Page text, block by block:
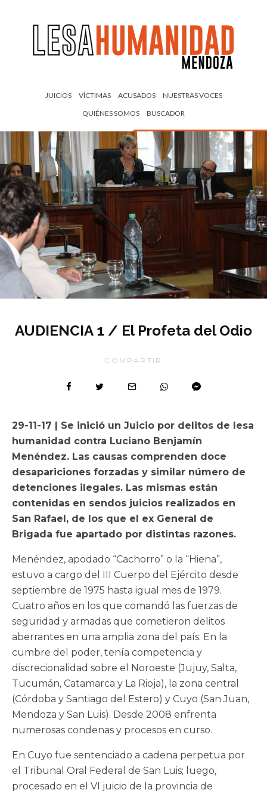
JUICIOS VÍCTIMAS ACUSADOS
NUESTRAS VOCES
QUIÉNES SOMOS
BUSCADOR
AUDIENCIA 1 / El Profeta del Odio
COMPARTIR
29-11-17 | Se inició un Juicio por delitos de lesa
humanidad contra Luciano Benjamín
Menéndez. Las causas comprenden doce
desapariciones forzadas y similar número de
detenciones ilegales. Las mismas están
contenidas en sendos juicios realizados en
San Rafael, de los que el ex General de
Brigada fue apartado por distintas razones.
Menéndez, apodado “Cachorro” o la “Hiena”,
estuvo a cargo del III Cuerpo del Ejército desde
septiembre de 1975 hasta igual mes de 1979.
Cuatro años en los que comandó las fuerzas de
seguridad y armadas que cometieron delitos
aberrantes en una amplia zona del país. En la
cumbre del poder, tenía competencia y
discrecionalidad sobre el Noroeste (Jujuy, Salta,
Tucumán, Catamarca y La Rioja), la zona central
(Córdoba y Santiago del Estero) y Cuyo (San Juan,
Mendoza y San Luis). Desde 2008 enfrenta
numerosas condenas y procesos en curso.
En Cuyo fue sentenciado a cadena perpetua por
el Tribunal Oral Federal de San Luis; luego,
procesado en el VI juicio de la provincia de